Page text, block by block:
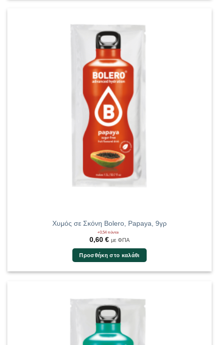
Χυμός σε Σκόνη Bolero, Papaya, 9γρ
+0,54 πόντοι
0,60 € με ΦΠΑ
Προσθήκη στο καλάθι